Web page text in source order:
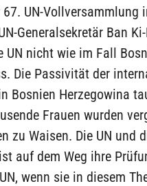
UN-Vollversammlung
Generalsekretär Ban
UN nicht wie im Fall
Die Passivität der
Bosnien Herzegowina
Frauen wurden
zu Waisen. Die UN und
auf dem Weg ihre
wenn sie in diesem